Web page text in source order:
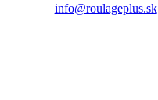
info@roulageplus.sk